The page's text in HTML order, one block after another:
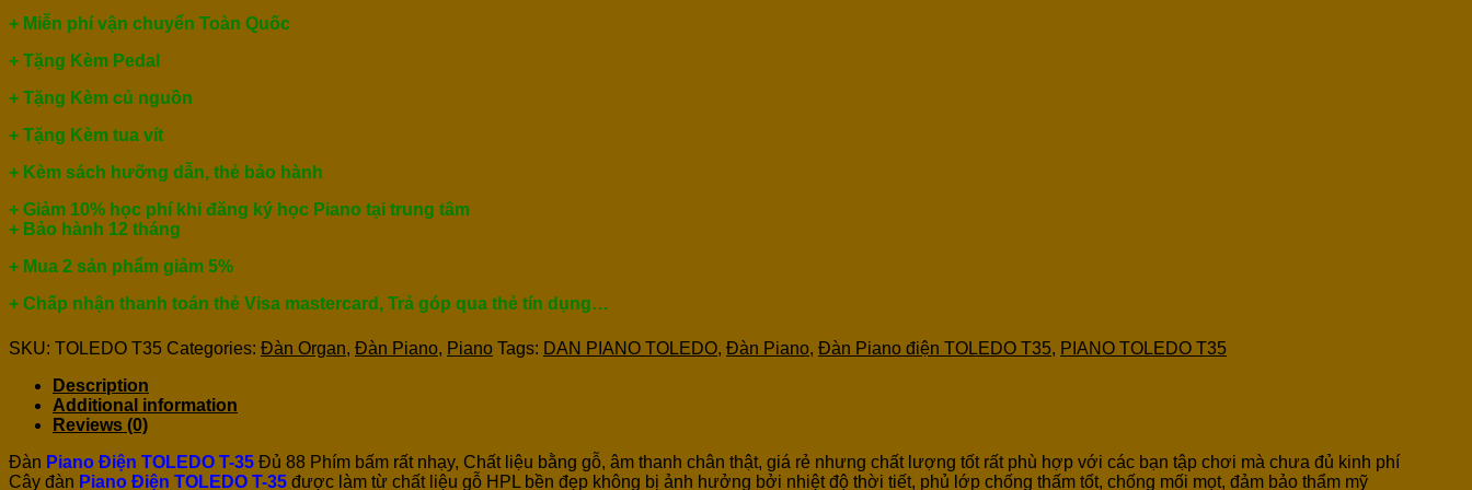
+ Miễn phí vận chuyển Toàn Quốc
+ Tặng Kèm Pedal
+ Tặng Kèm củ nguồn
+ Tặng Kèm tua vít
+ Kèm sách hưỡng dẫn, thẻ bảo hành
+ Giảm 10% học phí khi đăng ký học Piano tại trung tâm
+ Bảo hành 12 tháng
+ Mua 2 sản phẩm giảm 5%
+ Chấp nhận thanh toán thẻ Visa mastercard, Trả góp qua thẻ tín dụng…
SKU: TOLEDO T35 Categories: Đàn Organ, Đàn Piano, Piano Tags: DAN PIANO TOLEDO, Đàn Piano, Đàn Piano điện TOLEDO T35, PIANO TOLEDO T35
Description
Additional information
Reviews (0)
Đàn Piano Điện TOLEDO T-35 Đủ 88 Phím bấm rất nhạy, Chất liệu bằng gỗ, âm thanh chân thật, giá rẻ nhưng chất lượng tốt rất phù hợp với các bạn tập chơi mà chưa đủ kinh phí
Cây đàn Piano Điện TOLEDO T-35 được làm từ chất liệu gỗ HPL bền đẹp không bị ảnh hưởng bởi nhiệt độ thời tiết, phủ lớp chống thấm tốt, chống mối mọt, đảm bảo thẩm mỹ